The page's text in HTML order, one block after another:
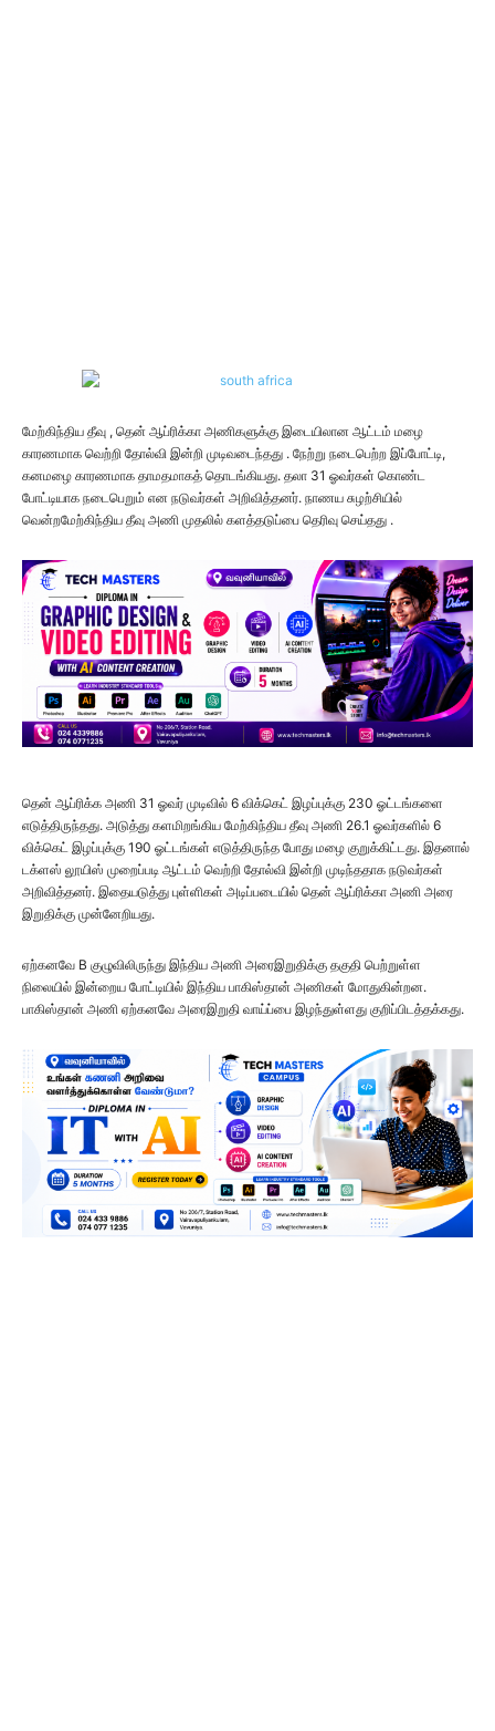
மேற்கிந்திய தீவு , தென் ஆப்ரிக்கா அணிகளுக்கு இடையிலான ஆட்டம் மழை
காரணமாக வெற்றி தோல்வி இன்றி முடிவடைந்தது . நேற்று நடைபெற்ற இப்போட்டி,
கனமழை காரணமாக தாமதமாகத் தொடங்கியது. தலா 31 ஓவர்கள் கொண்ட
போட்டியாக நடைபெறும் என நடுவர்கள் அறிவித்தனர். நாணய சுழற்சியில்
வென்றமேற்கிந்திய தீவு அணி முதலில் களத்தடுப்பை தெரிவு செய்தது .
தென் ஆப்ரிக்க அணி 31 ஓவர் முடிவில் 6 விக்கெட் இழப்புக்கு 230 ஓட்டங்களை
எடுத்திருந்தது. அடுத்து களமிறங்கிய மேற்கிந்திய தீவு அணி 26.1 ஓவர்களில் 6
விக்கெட் இழப்புக்கு 190 ஓட்டங்கள் எடுத்திருந்த போது மழை குறுக்கிட்டது. இதனால்
டக்ளஸ் லூயிஸ் முறைப்படி ஆட்டம் வெற்றி தோல்வி இன்றி முடிந்ததாக நடுவர்கள்
அறிவித்தனர். இதையடுத்து புள்ளிகள் அடிப்படையில் தென் ஆப்ரிக்கா அணி அரை
இறுதிக்கு முன்னேறியது.
ஏற்கனவே B குழுவிலிருந்து இந்திய அணி அரைஇறுதிக்கு தகுதி பெற்றுள்ள
நிலையில் இன்றைய போட்டியில் இந்திய பாகிஸ்தான் அணிகள் மோதுகின்றன.
பாகிஸ்தான் அணி ஏற்கனவே அரைஇறுதி வாய்ப்பை இழந்துள்ளது குறிப்பிடத்தக்கது.